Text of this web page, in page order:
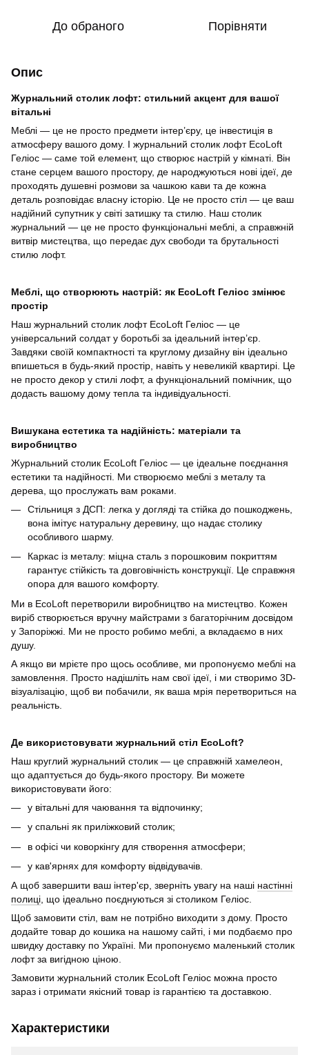
До обраного Порівняти
Опис
Журнальний столик лофт: стильний акцент для вашої
вітальні
Меблі — це не просто предмети інтер’єру, це інвестиція в
атмосферу вашого дому. І журнальний столик лофт EcoLoft
Геліос — саме той елемент, що створює настрій у кімнаті. Він
стане серцем вашого простору, де народжуються нові ідеї, де
проходять душевні розмови за чашкою кави та де кожна
деталь розповідає власну історію. Це не просто стіл — це ваш
надійний супутник у світі затишку та стилю. Наш столик
журнальний — це не просто функціональні меблі, а справжній
витвір мистецтва, що передає дух свободи та брутальності
стилю лофт.
Меблі, що створюють настрій: як EcoLoft Геліос змінює
простір
Наш журнальний столик лофт EcoLoft Геліос — це
універсальний солдат у боротьбі за ідеальний інтер’єр.
Завдяки своїй компактності та круглому дизайну він ідеально
впишеться в будь-який простір, навіть у невеликій квартирі. Це
не просто декор у стилі лофт, а функціональний помічник, що
додасть вашому дому тепла та індивідуальності.
Вишукана естетика та надійність: матеріали та
виробництво
Журнальний столик EcoLoft Геліос — це ідеальне поєднання
естетики та надійності. Ми створюємо меблі з металу та
дерева, що прослужать вам роками.
Стільниця з ДСП: легка у догляді та стійка до пошкоджень,
вона імітує натуральну деревину, що надає столику
особливого шарму.
Каркас із металу: міцна сталь з порошковим покриттям
гарантує стійкість та довговічність конструкції. Це справжня
опора для вашого комфорту.
Ми в EcoLoft перетворили виробництво на мистецтво. Кожен
виріб створюється вручну майстрами з багаторічним досвідом
у Запоріжжі. Ми не просто робимо меблі, а вкладаємо в них
душу.
А якщо ви мрієте про щось особливе, ми пропонуємо меблі на
замовлення. Просто надішліть нам свої ідеї, і ми створимо 3D-
візуалізацію, щоб ви побачили, як ваша мрія перетвориться на
реальність.
Де використовувати журнальний стіл EcoLoft?
Наш круглий журнальний столик — це справжній хамелеон,
що адаптується до будь-якого простору. Ви можете
використовувати його:
у вітальні для чаювання та відпочинку;
у спальні як приліжковий столик;
в офісі чи коворкінгу для створення атмосфери;
у кав'ярнях для комфорту відвідувачів.
А щоб завершити ваш інтер'єр, зверніть увагу на наші настінні
полиці, що ідеально поєднуються зі столиком Геліос.
Щоб замовити стіл, вам не потрібно виходити з дому. Просто
додайте товар до кошика на нашому сайті, і ми подбаємо про
швидку доставку по Україні. Ми пропонуємо маленький столик
лофт за вигідною ціною.
Замовити журнальний столик EcoLoft Геліос можна просто
зараз і отримати якісний товар із гарантією та доставкою.
Характеристики